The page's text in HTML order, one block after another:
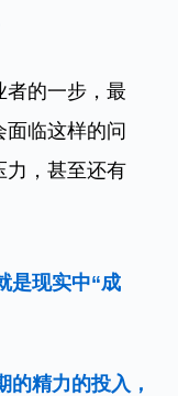
者的一步，最
面临这样的问
力，甚至还有
是现实中“成
的精力的投入，